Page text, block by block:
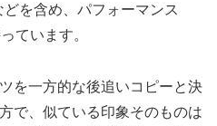
を含め、パフォーマンス
ています。
を一方的な後追いコピーと決
で、似ている印象そのものは